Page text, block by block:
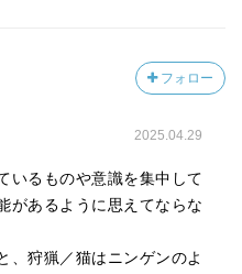
フォロー
2025.04.29
いるものや意識を集中して
があるように思えてならな
、狩猟／猫はニンゲンのよ